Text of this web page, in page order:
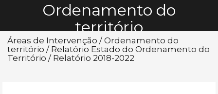
Ordenamento do
território
Áreas de Intervenção / Ordenamento do
território / Relatório Estado do Ordenamento do
Território / Relatório 2018-2022